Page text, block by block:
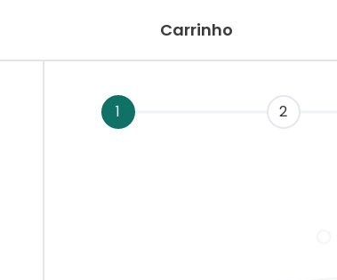
Carrinho
1 2